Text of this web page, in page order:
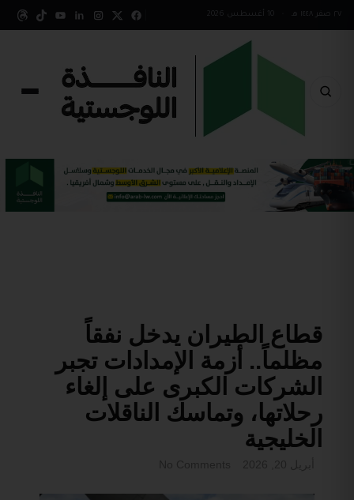
٢٧ صفر ١٤٤٨ هـ
قطاع الطيران يدخل نفقاً
مظلماً.. أزمة الإمدادات تجبر
الشركات الكبرى على إلغاء
رحلاتها، وتماسك الناقلات
الخليجية